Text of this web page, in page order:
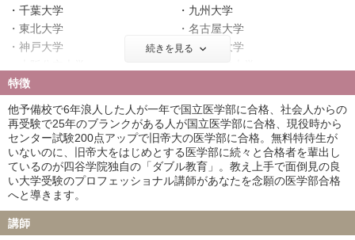
千葉大学
九州大学
東北大学
名古屋大学
神戸大学
北海道大学
広島大学
筑波大学
名古屋市立大学
京都府立医科大学
新潟大学
滋賀医科大学
富山大学
高知大学
福井大学
弘前大学
札幌医科大学
大分大学
徳島大学
旭川医科大学
秋田大学
続きを見る
特徴
他予備校で6年浪人した人が一年で国立医学部に合格、社会人からの
再受験で25年のブランクがある人が国立医学部に合格、現役時から
センター試験200点アップで旧帝大の医学部に合格。無料特待生が
いないのに、旧帝大をはじめとする医学部に続々と合格者を輩出し
ているのが四谷学院独自の「ダブル教育」。教え上手で面倒見の良
い大学受験のプロフェッショナル講師があなたを念願の医学部合格
へと導きます。
講師